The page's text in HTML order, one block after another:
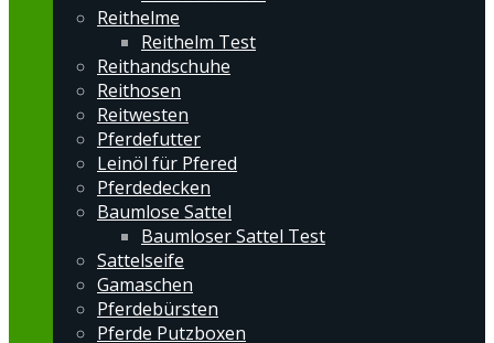
Reithelme
Reithelm Test
Reithandschuhe
Reithosen
Reitwesten
Pferdefutter
Leinöl für Pfered
Pferdedecken
Baumlose Sattel
Baumloser Sattel Test
Sattelseife
Gamaschen
Pferdebürsten
Pferde Putzboxen